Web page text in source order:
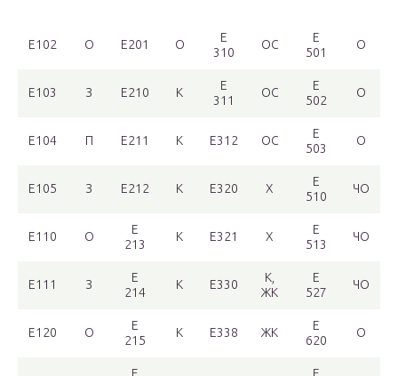
Е102 О Е201 О
Е
310
ОС
Е
501
О
Е103 З Е210 К
Е
311
ОС
Е
502
О
Е104 П Е211 К Е312 ОС
Е
503
О
Е105 З Е212 К Е320 Х
Е
510
ЧО
Е110 О
Е
213
К Е321 Х
Е
513
ЧО
Е111 З
Е
214
К Е330
К,
ЖК
Е
527
ЧО
Е120 О
Е
215
К Е338 ЖК
Е
620
О